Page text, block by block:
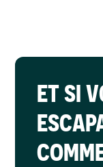
ET SI